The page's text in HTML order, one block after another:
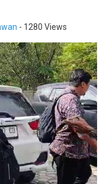
- 1280 Views